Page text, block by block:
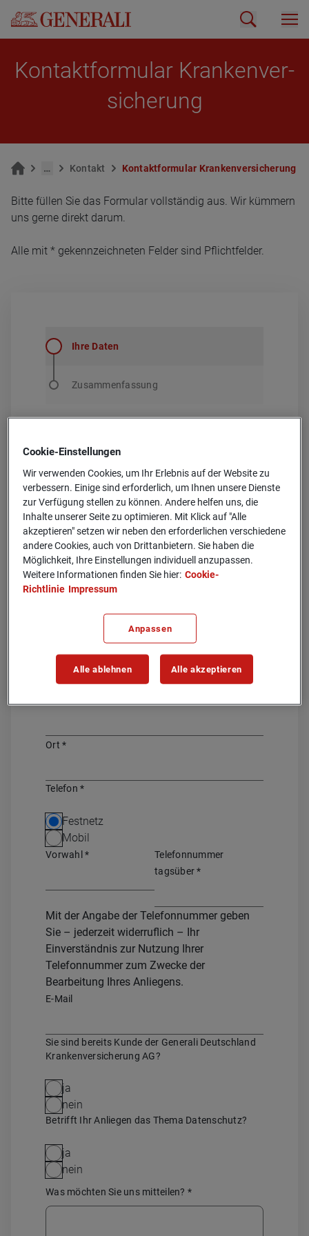
Kon­takt­for­mu­lar Kran­ken­ver­
si­che­rung
… Kon­takt Kon­takt­for­mu­lar Kran­ken­ver­si­che­rung
Bitte füllen Sie das Formular vollständig aus. Wir kümmern
uns gerne direkt darum.
Alle mit * gekennzeichneten Felder sind Pflichtfelder.
Ihre Daten
Zusammenfassung
Ihre Daten
Vorname*
Nachname*
Geburtsdatum
Hausnummer*
Ort *
Telefon *
Festnetz
Mobil
Vorwahl*
Telefonnummer
tagsüber*
Mit der Angabe der Telefonnummer geben
Sie – jederzeit widerruflich – Ihr
Einverständnis zur Nutzung Ihrer
Telefonnummer zum Zwecke der
Bearbeitung Ihres Anliegens.
E-Mail
Sie sind bereits Kunde der Generali Deutschland
Krankenversicherung AG?
ja
nein
Betrifft Ihr Anliegen das Thema Datenschutz?
ja
nein
Was möchten Sie uns mitteilen? *
Cookie-­Einstellungen
Wir verwenden Cookies, um Ihr Erlebnis auf der Website zu
verbessern. Einige sind erforderlich, um Ihnen unsere Dienste
zur Verfügung stellen zu können. Andere helfen uns, die
Inhalte unserer Seite zu optimieren. Mit Klick auf "Alle
akzeptieren" setzen wir neben den erforderlichen verschiedene
andere Cookies, auch von Drittanbietern. Sie haben die
Möglichkeit, Ihre Einstellungen individuell anzupassen.
Weitere Informationen finden Sie hier: Cookie-
Richtlinie Impressum
Anpassen
Alle ablehnen Alle akzeptieren